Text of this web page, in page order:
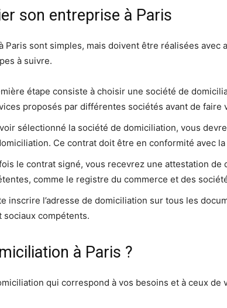
son entreprise à Paris
sont simples, mais doivent être réalisées
à suivre.
étape consiste à choisir une société de
proposés par différentes sociétés avant de faire
sélectionné la société de domiciliation, vous
Ce contrat doit être en conformité avec
le contrat signé, vous recevrez une attestation
comme le registre du commerce et des
inscrire l’adresse de domiciliation sur tous les
sociaux compétents.
à Paris ?
qui correspond à vos besoins et à ceux